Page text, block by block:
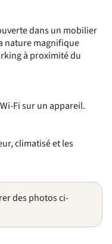
dans un mobilier
nature magnifique
à proximité du
Fi sur un appareil.
climatisé et les
des photos ci-